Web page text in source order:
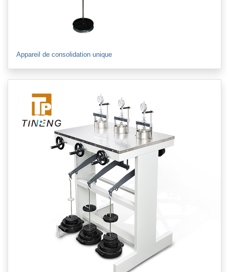
Appareil de consolidation unique